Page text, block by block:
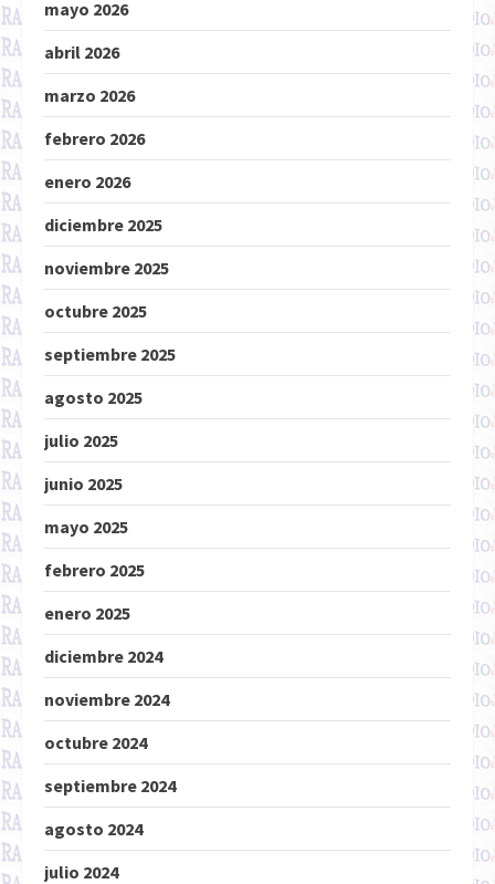
mayo 2026
abril 2026
marzo 2026
febrero 2026
enero 2026
diciembre 2025
noviembre 2025
octubre 2025
septiembre 2025
agosto 2025
julio 2025
junio 2025
mayo 2025
febrero 2025
enero 2025
diciembre 2024
noviembre 2024
octubre 2024
septiembre 2024
agosto 2024
julio 2024